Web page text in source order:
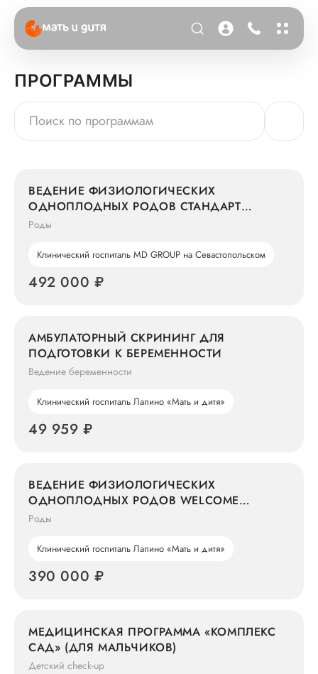
ПРОГРАММЫ
ВЕДЕНИЕ ФИЗИОЛОГИЧЕСКИХ
ОДНОПЛОДНЫХ РОДОВ СТАНДАРТ
ВРАЧОМ 1 ГРУППЫ
Роды
Клинический госпиталь MD GROUP на Севастопольском
492 000 ₽
АМБУЛАТОРНЫЙ СКРИНИНГ ДЛЯ
ПОДГОТОВКИ К БЕРЕМЕННОСТИ
Ведение беременности
Клинический госпиталь Лапино «Мать и дитя»
49 959 ₽
ВЕДЕНИЕ ФИЗИОЛОГИЧЕСКИХ
ОДНОПЛОДНЫХ РОДОВ WELCOME
МАКСИМУМ
Роды
Клинический госпиталь Лапино «Мать и дитя»
390 000 ₽
МЕДИЦИНСКАЯ ПРОГРАММА «КОМПЛЕКС
САД» (ДЛЯ МАЛЬЧИКОВ)
Детский check-up